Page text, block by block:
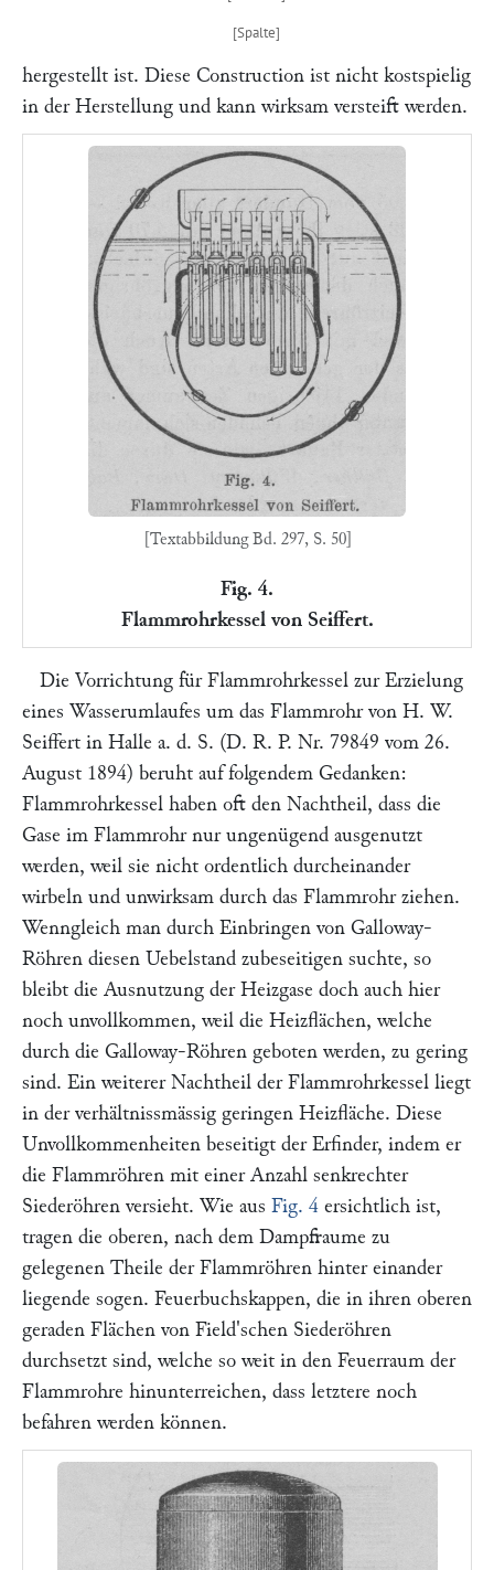
hergestellt ist. Diese Construction ist nicht kostspielig
in der Herstellung und kann wirksam versteift werden.
[Textabbildung Bd. 297, S. 50]
Fig. 4.
Flammrohrkessel von Seiffert.
Die Vorrichtung für Flammrohrkessel zur Erzielung
eines Wasserumlaufes um das Flammrohr von H. W.
Seiffert in Halle a. d. S. (D. R. P. Nr. 79849 vom 26.
August 1894) beruht auf folgendem Gedanken:
Flammrohrkessel haben oft den Nachtheil, dass die
Gase im Flammrohr nur ungenügend ausgenutzt
werden, weil sie nicht ordentlich durcheinander
wirbeln und unwirksam durch das Flammrohr ziehen.
Wenngleich man durch Einbringen von Galloway-
Röhren diesen Uebelstand zubeseitigen suchte, so
bleibt die Ausnutzung der Heizgase doch auch hier
noch unvollkommen, weil die Heizflächen, welche
durch die Galloway-Röhren geboten werden, zu gering
sind. Ein weiterer Nachtheil der Flammrohrkessel liegt
in der verhältnissmässig geringen Heizfläche. Diese
Unvollkommenheiten beseitigt der Erfinder, indem er
die Flammröhren mit einer Anzahl senkrechter
Siederöhren versieht. Wie aus Fig. 4 ersichtlich ist,
tragen die oberen, nach dem Dampfraume zu
gelegenen Theile der Flammröhren hinter einander
liegende sogen. Feuerbuchskappen, die in ihren oberen
geraden Flächen von Field'schen Siederöhren
durchsetzt sind, welche so weit in den Feuerraum der
Flammrohre hinunterreichen, dass letztere noch
befahren werden können.